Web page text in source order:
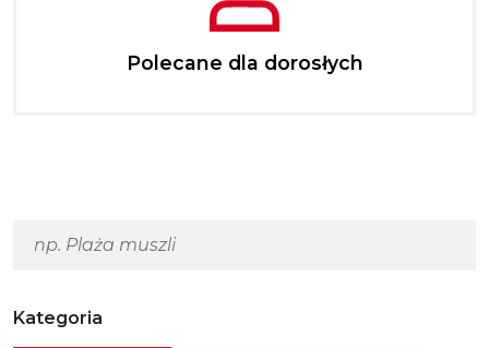
Polecane dla dorosłych
Kategoria